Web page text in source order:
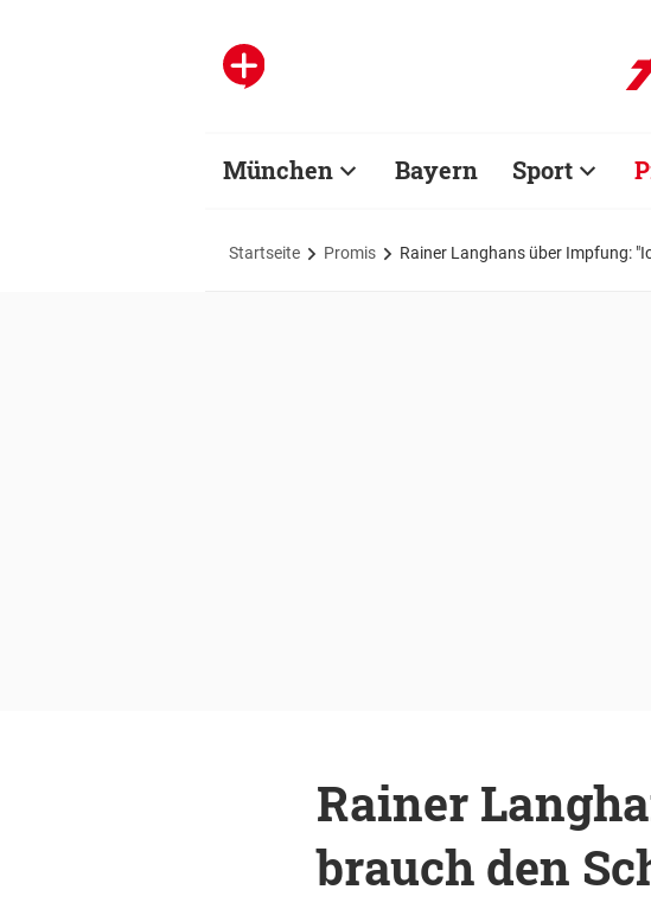
München Bayern Sport
Startseite Promis Rainer Langhans über Impfung:
Rainer
brauch den